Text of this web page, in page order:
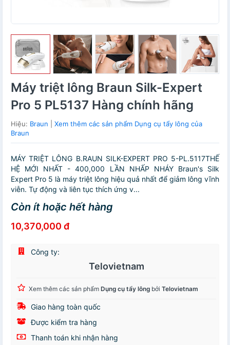
Máy triệt lông Braun Silk-Expert
Pro 5 PL5137 Hàng chính hãng
Hiệu: Braun
Xem thêm các sản phẩm Dụng cụ tẩy lông của
Braun
MÁY TRIỆT LÔNG B.RAUN SILK-EXPERT PRO 5-PL.5117THẾ
HỆ MỚI NHẤT - 400,000 LẦN NHẤP NHÁY Braun's Silk
Expert Pro 5 là máy triệt lông hiệu quả nhất để giảm lông vĩnh
viễn. Tự động và liên tục thích ứng v...
Còn ít hoặc hết hàng
10,370,000 đ
Công ty:
Telovietnam
Xem thêm các sản phẩm Dụng cụ tẩy lông bởi Telovietnam
Giao hàng toàn quốc
Được kiểm tra hàng
Thanh toán khi nhận hàng